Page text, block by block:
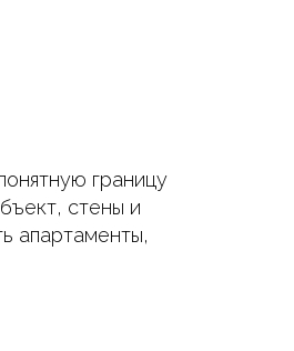
границу
стены и
апартаменты,